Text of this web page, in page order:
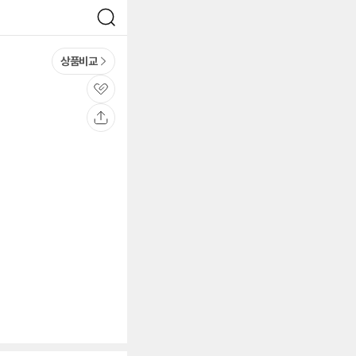
검
색
상품비교
관
심